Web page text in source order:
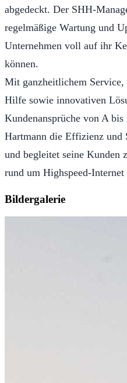
abgedeckt. Der SHH-
regelmäßige Wartung und
Unternehmen voll auf ihr
können.
Mit ganzheitlichem
Hilfe sowie innovativen
Kundenansprüche von A
Hartmann die Effizienz und
und begleitet seine Kunden
rund um Highspeed-
Bildergalerie